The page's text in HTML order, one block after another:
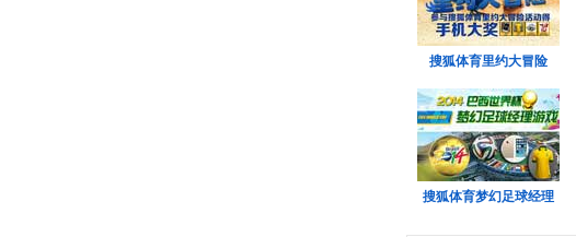
搜狐体育里约大冒险
搜狐体育梦幻足球经理